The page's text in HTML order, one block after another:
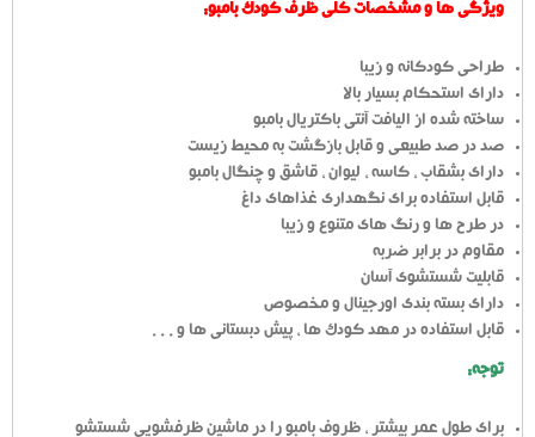
ویژگی ها و مشخصات کلی ظرف کودک بامبو:
طراحی کودکانه و زیبا
دارای استحکام بسیار بالا
ساخته شده از الیافت آنتی باکتریال بامبو
صد در صد طبیعی و قابل بازگشت به محیط زیست
دارای بشقاب ، کاسه ، لیوان ، قاشق و چنگال بامبو
قابل استفاده برای نگهداری غذاهای داغ
در طرح ها و رنگ های متنوع و زیبا
مقاوم در برابر ضربه
قابلیت شستشوی آسان
دارای بسته بندی اورجینال و مخصوص
قابل استفاده در مهد کودک ها ، پیش دبستانی ها و . . .
توجه:
برای طول عمر بیشتر ، ظروف بامبو را در ماشین ظرفشویی شستشو